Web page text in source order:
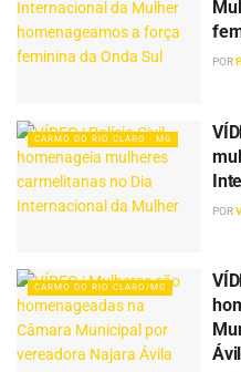
POR
CARMO DO RIO CLARO - MG
POR
CARMO DO RIO CLARO/MG